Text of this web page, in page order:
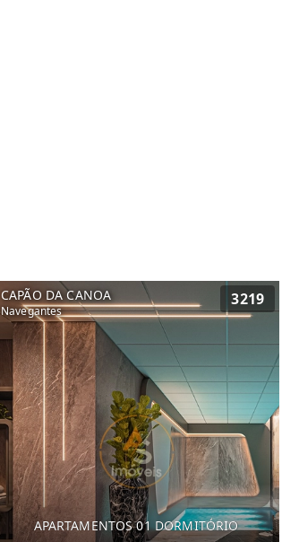
CAPÃO DA CANOA
Navegantes
3219
APARTAMENTOS 01 DORMITÓRIO